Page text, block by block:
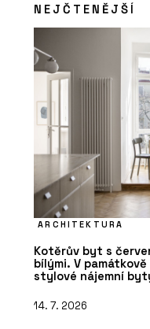
NEJČTENĚJŠÍ
ARCHITEKTURA
Kotěrův byt s
bílými. V
stylové nájemní
14. 7. 2026